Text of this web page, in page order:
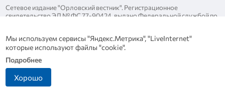
Сетевое издание "Орловский вестник". Регистрационное
свидетельство ЭЛ № ФС 77-90424, выдано Федеральной службой по
Политика конфиденциальности
Мы используем сервисы "Яндекс.Метрика", "LiveInternet"
которые используют файлы "cookie".
Подробнее
Хорошо